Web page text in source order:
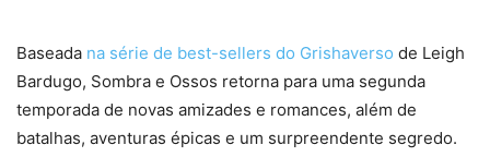
Baseada na série de best-sellers do Grishaverso de Leigh
Bardugo, Sombra e Ossos retorna para uma segunda
temporada de novas amizades e romances, além de
batalhas, aventuras épicas e um surpreendente segredo.